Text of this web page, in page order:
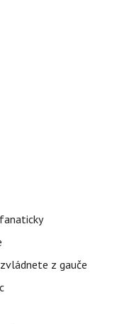
z gauče